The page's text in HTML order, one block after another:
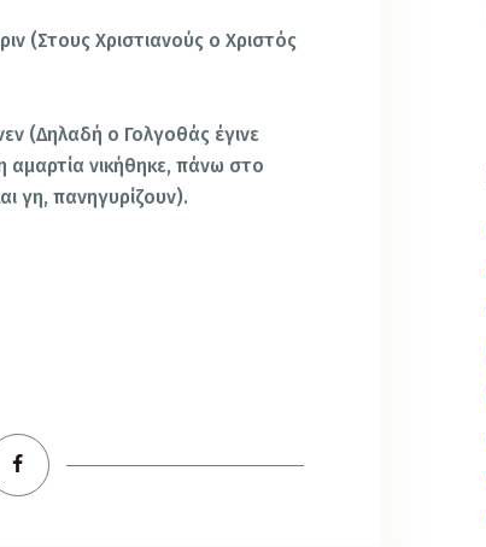
(Στους Χριστιανούς ο Χριστός
(Δηλαδή ο Γολγοθάς έγινε
αμαρτία νικήθηκε, πάνω στο
γη, πανηγυρίζουν).